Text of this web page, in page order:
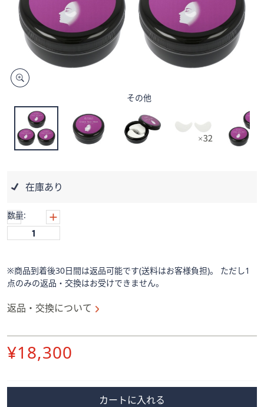
ス
で
右
ス
ワ
プ
て
閲
覧
き
ま
その他
在庫あり
数量:
※商品到着後30日間は返品可能です(送料はお客様負担)。 ただし1
点のみの返品・交換はお受けできません。
返品・交換について
削
¥18,300
カートに入れる